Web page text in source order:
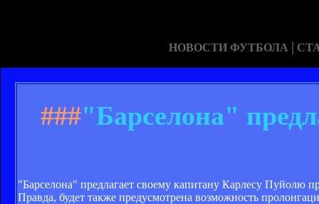
НОВОСТИ ФУТБОЛА |
###"Барселона"
"Барселона" предлагает своему капитану Карлесу Пуйолю
Правда, будет также предусмотрена возможность